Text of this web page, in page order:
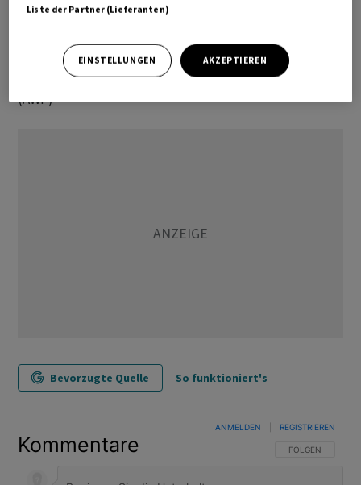
der Materialversorgung. In der Automobilindustrie lag
der Anteil mit 10,0 Prozent vergleichsweise
niedrig./brd/DP/stw
(AWP)
Bevorzugte Quelle So funktioniert's
Kommentare FOLGE DIESER
FOLGEN
ANMELDEN REGISTRIEREN
Liste der Partner (Lieferanten)
EINSTELLUNGEN AKZEPTIEREN